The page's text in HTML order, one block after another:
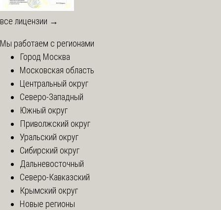
все лицензии →
Мы работаем с регионами
Город Москва
Московская область
Центральный округ
Северо-Западный
Южный округ
Приволжский округ
Уральский округ
Сибирский округ
Дальневосточный
Северо-Кавказский
Крымский округ
Новые регионы